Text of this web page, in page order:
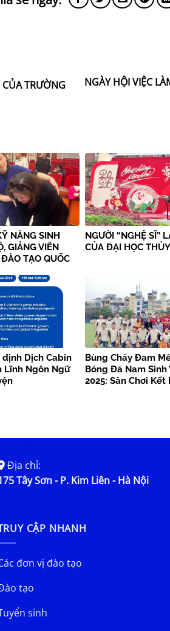
TRƯỜNG
NGÀY HỘI VIỆC
NĂNG SINH
GIẢNG VIÊN
TẠO QUỐC
CẤP CỨU
NGƯỜI “NGHỆ SĨ”
CỦA ĐẠI HỌC
định Dịch Cabin
Lĩnh Ngôn Ngữ
Bùng Cháy Đam
Bóng Đá Nam Sinh
2025: Sân Chơi Kết
Địa chỉ:
Tây Sơn - P. Kim Liên - Hà Nội
CẬP NHANH
đơn vị đào tạo
tạo
sinh